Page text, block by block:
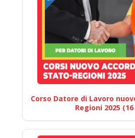
Corso Datore di Lavoro
Regioni 2025